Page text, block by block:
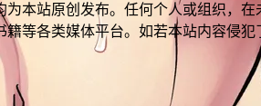
本站原创发布。任何个人或组织，
等各类媒体平台。如若本站内容侵